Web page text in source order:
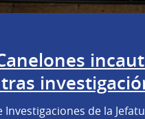
Investigaciones de la